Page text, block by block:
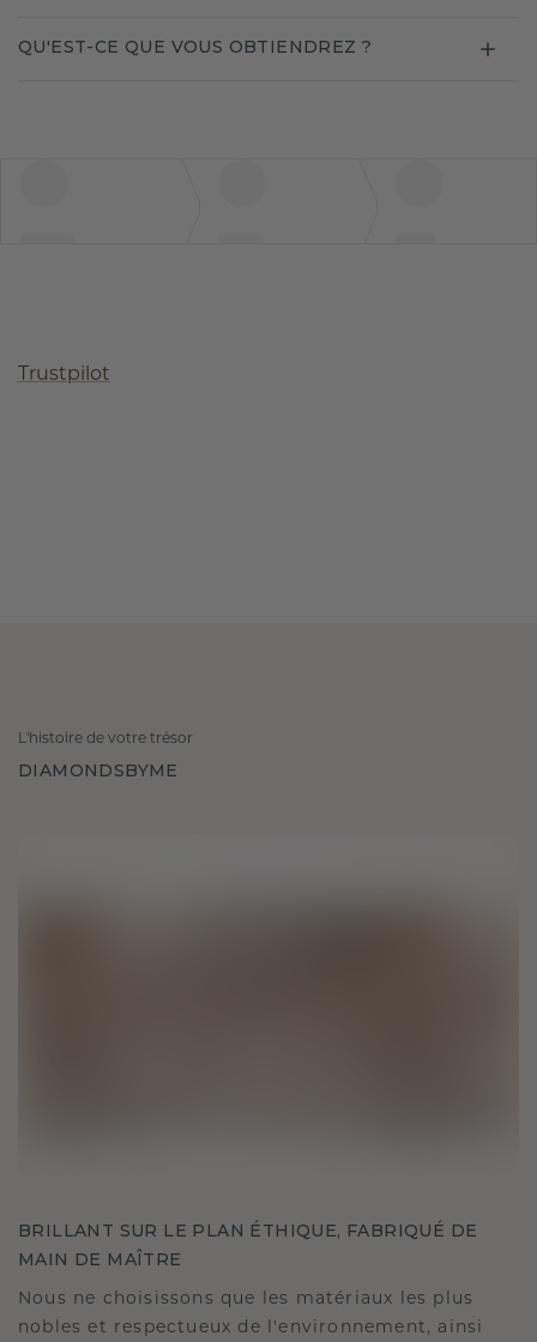
QU'EST-CE QUE VOUS OBTIENDREZ ?
Trustpilot
L'histoire de votre trésor
DIAMONDSBYME
BRILLANT SUR LE PLAN ÉTHIQUE, FABRIQUÉ DE
MAIN DE MAÎTRE
Nous ne choisissons que les matériaux les plus
nobles et respectueux de l'environnement, ainsi